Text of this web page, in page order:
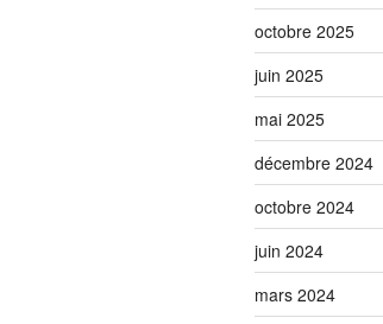
octobre 2025
juin 2025
mai 2025
décembre 2024
octobre 2024
juin 2024
mars 2024